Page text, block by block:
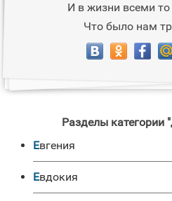
И в жизни всеми
Что было нам
Разделы категории
Евгения
Евдокия